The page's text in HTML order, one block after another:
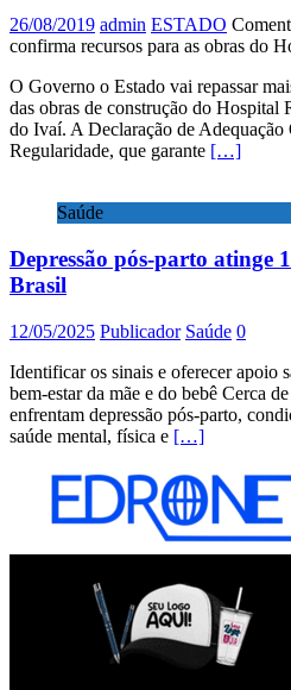
26/08/2019 admin ESTADO
confirma recursos para as obras do
O Governo o Estado vai repassar
das obras de construção do Hospital
do Ivaí. A Declaração de Adequação
Regularidade, que garante […]
Saúde
Depressão pós-parto atinge
Brasil
12/05/2025 Publicador Saúde 0
Identificar os sinais e oferecer apoio
bem-estar da mãe e do bebê Cerca
enfrentam depressão pós-parto,
saúde mental, física e […]